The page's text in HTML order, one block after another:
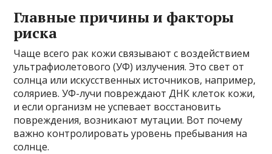
Главные причины и факторы
риска
Чаще всего рак кожи связывают с воздействием
ультрафиолетового (УФ) излучения. Это свет от
солнца или искусственных источников, например,
соляриев. УФ-лучи повреждают ДНК клеток кожи,
и если организм не успевает восстановить
повреждения, возникают мутации. Вот почему
важно контролировать уровень пребывания на
солнце.